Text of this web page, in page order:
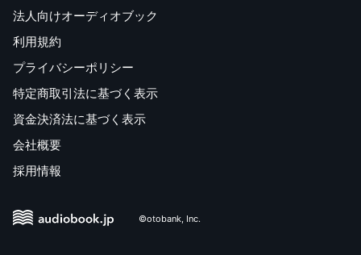
法人向けオーディオブック
利用規約
プライバシーポリシー
特定商取引法に基づく表示
資金決済法に基づく表示
会社概要
採用情報
©otobank, Inc.